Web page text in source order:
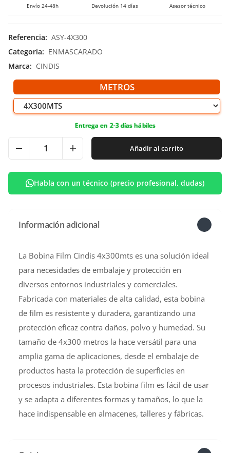
Envío 24-48h Devolución 14 días Asesor técnico
Referencia: ASY-4X300
Categoría: ENMASCARADO
Marca: CINDIS
METROS
Entrega en 2-3 días hábiles
Añadir al carrito
Habla con un técnico (precio profesional, dudas)
Información adicional
La Bobina Film Cindis 4x300mts es una solución ideal
para necesidades de embalaje y protección en
diversos entornos industriales y comerciales.
Fabricada con materiales de alta calidad, esta bobina
de film es resistente y duradera, garantizando una
protección eficaz contra daños, polvo y humedad. Su
tamaño de 4x300 metros la hace versátil para una
amplia gama de aplicaciones, desde el embalaje de
productos hasta la protección de superficies en
procesos industriales. Esta bobina film es fácil de usar
y se adapta a diferentes formas y tamaños, lo que la
hace indispensable en almacenes, talleres y fábricas.